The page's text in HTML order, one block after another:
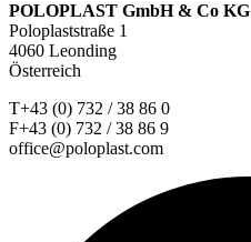
POLOPLAST GmbH & Co KG
Poloplaststraße 1
4060 Leonding
Österreich
T+43 (0) 732 / 38 86 0
F+43 (0) 732 / 38 86 9
office@poloplast.com